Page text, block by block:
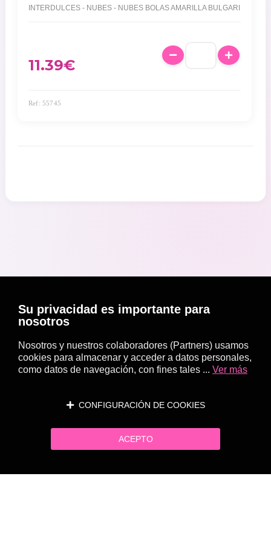
INTERDULCES - NUBES - NUBES BOLAS AMARILLA BULGARI
11.39€
Ref: 55745
Su privacidad es importante para
nosotros
Nosotros y nuestros colaboradores (Partners) usamos
cookies para almacenar y acceder a datos personales,
como datos de navegación, con fines tales ... Ver más
CONFIGURACIÓN DE COOKIES
ACEPTO